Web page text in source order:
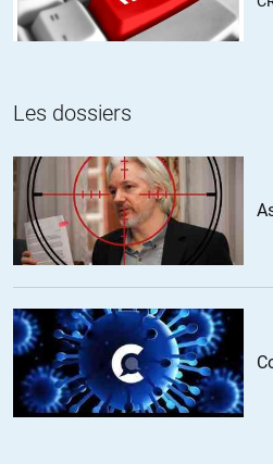
42%, 1933 : 52% et après
Loin de moi de dire qu’une
maintenues par un
Ce mensonge, en général des
l’hyperinflation un point
économique, sert avant tout à
c’est du même niveau que «
theuric//25.09.2018
Dès que le système aura
Les dossiers